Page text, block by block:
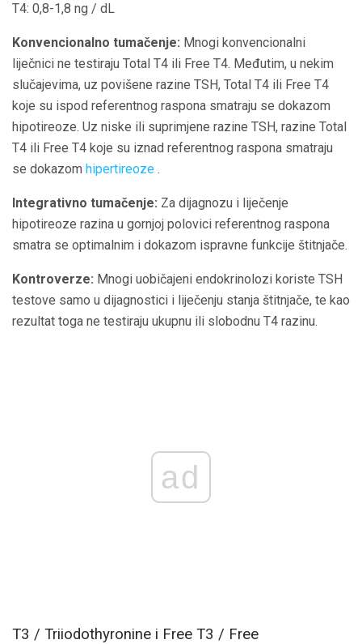
T4: 0,8-1,8 ng / dL
Konvencionalno tumačenje: Mnogi konvencionalni
liječnici ne testiraju Total T4 ili Free T4. Međutim, u nekim
slučajevima, uz povišene razine TSH, Total T4 ili Free T4
koje su ispod referentnog raspona smatraju se dokazom
hipotireoze. Uz niske ili suprimjene razine TSH, razine Total
T4 ili Free T4 koje su iznad referentnog raspona smatraju
se dokazom hipertireoze .
Integrativno tumačenje: Za dijagnozu i liječenje
hipotireoze razina u gornjoj polovici referentnog raspona
smatra se optimalnim i dokazom ispravne funkcije štitnjače.
Kontroverze: Mnogi uobičajeni endokrinolozi koriste TSH
testove samo u dijagnostici i liječenju stanja štitnjače, te kao
rezultat toga ne testiraju ukupnu ili slobodnu T4 razinu.
ad
T3 / Triiodothyronine i Free T3 / Free